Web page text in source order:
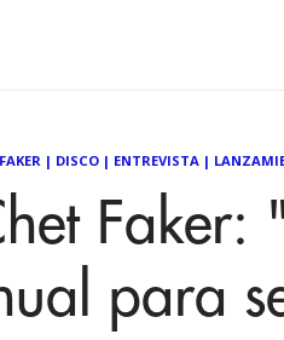
| DISCO | ENTREVISTA |
para